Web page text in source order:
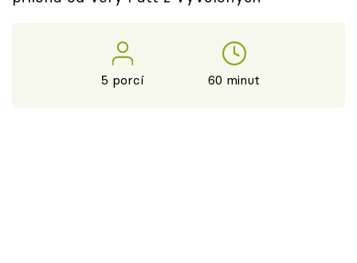
5 porcí 60 minut